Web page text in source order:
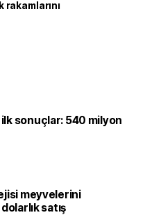
rakamlarını
sonuçlar: 540 milyon
meyvelerini
satış